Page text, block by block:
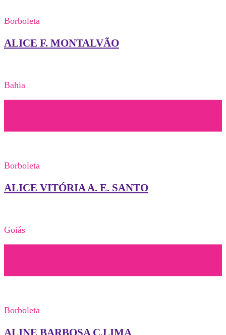
Borboleta
ALICE F. MONTALVÃO
Bahia
Borboleta
ALICE VITÓRIA A. E. SANTO
Goiás
Borboleta
ALINE BARBOSA C.LIMA